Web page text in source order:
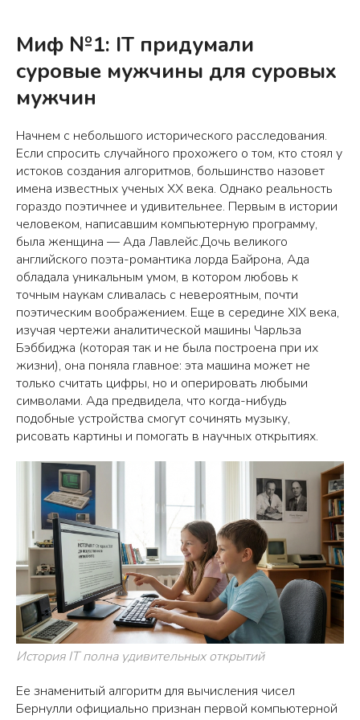
Миф №1: IT придумали
суровые мужчины для суровых
мужчин
Начнем с небольшого исторического расследования.
Если спросить случайного прохожего о том, кто стоял у
истоков создания алгоритмов, большинство назовет
имена известных ученых XX века. Однако реальность
гораздо поэтичнее и удивительнее. Первым в истории
человеком, написавшим компьютерную программу,
была женщина — Ада Лавлейс.Дочь великого
английского поэта-романтика лорда Байрона, Ада
обладала уникальным умом, в котором любовь к
точным наукам сливалась с невероятным, почти
поэтическим воображением. Еще в середине XIX века,
изучая чертежи аналитической машины Чарльза
Бэббиджа (которая так и не была построена при их
жизни), она поняла главное: эта машина может не
только считать цифры, но и оперировать любыми
символами. Ада предвидела, что когда-нибудь
подобные устройства смогут сочинять музыку,
рисовать картины и помогать в научных открытиях.
История IT полна удивительных открытий
Ее знаменитый алгоритм для вычисления чисел
Бернулли официально признан первой компьютерной